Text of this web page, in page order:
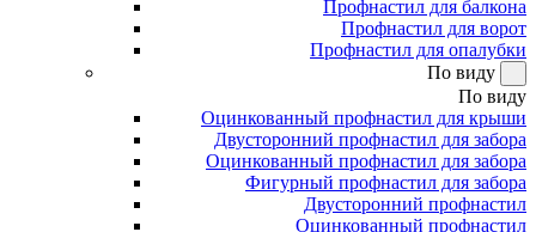
Профнастил для балкона
Профнастил для ворот
Профнастил для опалубки
По виду
По виду
Оцинкованный профнастил для крыши
Двусторонний профнастил для забора
Оцинкованный профнастил для забора
Фигурный профнастил для забора
Двусторонний профнастил
Оцинкованный профнастил